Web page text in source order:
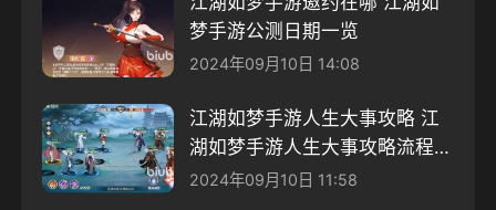
梦手游公测日期一览
2024年09月10日 14:08
江湖如梦手游人生大事攻略 江
湖如梦手游人生大事攻略流程一
览
2024年09月10日 11:58